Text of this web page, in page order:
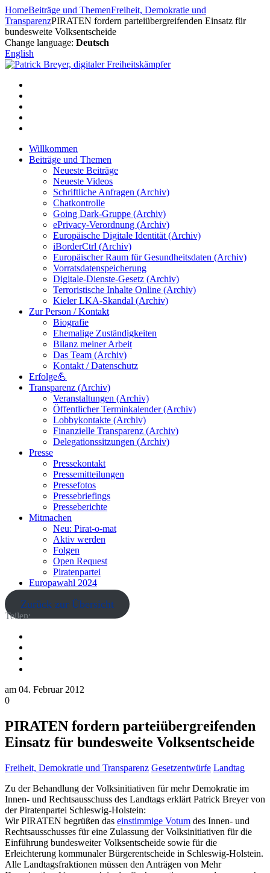
Zum
Inhalt
springen
HomeBeiträge und ThemenFreiheit, Demokratie und
TransparenzPIRATEN fordern parteiübergreifenden Einsatz für
bundesweite Volksentscheide
Change language: Deutsch
English
Willkommen
Beiträge und Themen
Neueste Beiträge
Neueste Videos
Schriftliche Anfragen (Archiv)
Chatkontrolle
Going Dark-Gruppe (Archiv)
ePrivacy-Verordnung (Archiv)
Europäische Digitale Identität (Archiv)
iBorderCtrl (Archiv)
Europäischer Raum für Gesundheitsdaten (Archiv)
Vorratsdatenspeicherung
Digitale-Dienste-Gesetz (Archiv)
Terroristische Inhalte Online (Archiv)
Kieler LKA-Skandal (Archiv)
Zur Person / Kontakt
Biografie
Ehemalige Zuständigkeiten
Bilanz meiner Arbeit
Das Team (Archiv)
Kontakt / Datenschutz
Erfolge💪
Transparenz (Archiv)
Veranstaltungen (Archiv)
Öffentlicher Terminkalender (Archiv)
Lobbykontakte (Archiv)
Finanzielle Transparenz (Archiv)
Delegationssitzungen (Archiv)
Presse
Pressekontakt
Pressemitteilungen
Pressefotos
Pressebriefings
Presseberichte
Mitmachen
Neu: Pirat-o-mat
Aktiv werden
Folgen
Open Request
Piratenpartei
Europawahl 2024
Zurück zur Übersicht
Teilen:
am 04. Februar 2012
0
PIRATEN fordern parteiübergreifenden
Einsatz für bundesweite Volksentscheide
Freiheit, Demokratie und Transparenz Gesetzentwürfe Landtag
Zu der Behandlung der Volksinitiativen für mehr Demokratie im
Innen- und Rechtsausschuss des Landtags erklärt Patrick Breyer von
der Piratenpartei Schleswig-Holstein:
Wir PIRATEN begrüßen das einstimmige Votum des Innen- und
Rechtsausschusses für eine Zulassung der Volksinitiativen für die
Einführung bundesweiter Volksentscheide sowie für die
Erleichterung kommunaler Bürgerentscheide in Schleswig-Holstein.
Alle Landtagsfraktionen müssen den Anträgen von Mehr